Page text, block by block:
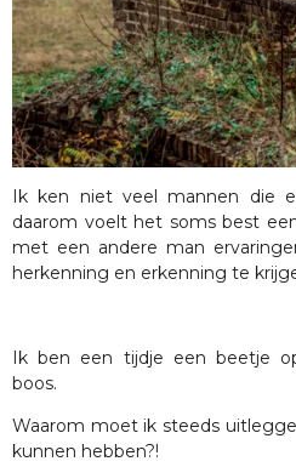
Ik ken niet veel mannen die
daarom voelt het soms best
met een andere man
herkenning en erkenning te
Ik ben een tijdje een beetje
boos.
Waarom moet ik steeds
kunnen hebben?!